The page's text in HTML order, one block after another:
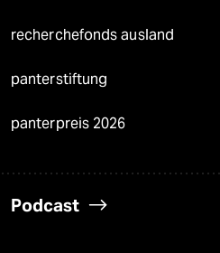
recherchefonds ausland
panterstiftung
panterpreis 2026
Podcast